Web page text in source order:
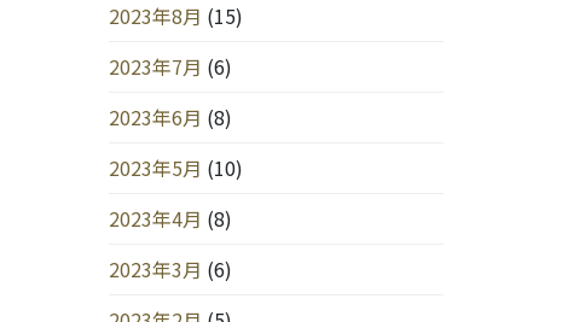
2023年8月 (15)
2023年7月 (6)
2023年6月 (8)
2023年5月 (10)
2023年4月 (8)
2023年3月 (6)